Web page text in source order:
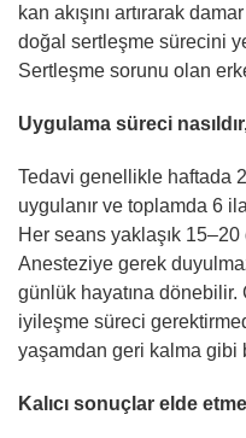
kan akışını artırarak
doğal sertleşme sürecini
Sertleşme sorunu olan
Uygulama süreci
Tedavi genellikle haftada
uygulanır ve toplamda 6
Her seans yaklaşık 15–20
Anesteziye gerek
günlük hayatına
iyileşme süreci
yaşamdan geri kalma gibi
Kalıcı sonuçlar elde